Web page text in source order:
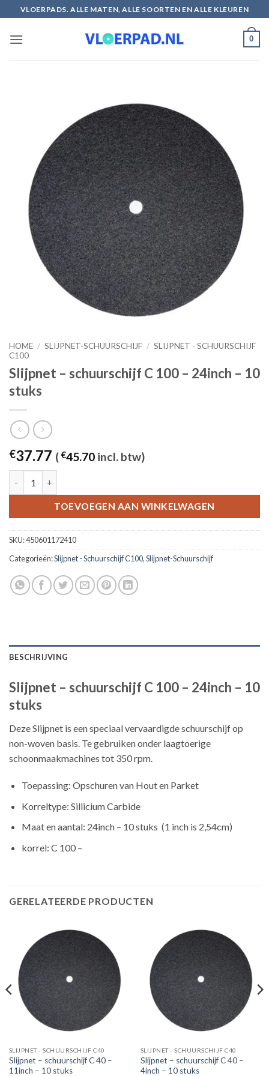
naar
inhoud
VLOERPADS. ALLE MATEN, ALLE SOORTEN EN ALLE KLEUREN
0
HOME / SLIJPNET-SCHUURSCHIJF / SLIJPNET - SCHUURSCHIJF
C100
Slijpnet – schuurschijf C 100 – 24inch – 10
stuks
€37.77 ( €45.70 incl. btw)
TOEVOEGEN AAN WINKELWAGEN
SKU:450601172410
Categorieën:Slijpnet - Schuurschijf C100,Slijpnet-Schuurschijf
BESCHRIJVING
Slijpnet – schuurschijf C 100 – 24inch – 10
stuks
Deze Slijpnet is een speciaal vervaardigde schuurschijf op
non-woven basis. Te gebruiken onder laagtoerige
schoonmaakmachines tot 350 rpm.
Toepassing: Opschuren van Hout en Parket
Korreltype: Sillicium Carbide
Maat en aantal: 24inch – 10 stuks (1 inch is 2,54cm)
korrel: C 100 –
GERELATEERDE PRODUCTEN
SLIJPNET - SCHUURSCHIJF C40
Slijpnet – schuurschijf C 40 –
11inch – 10 stuks
SLIJPNET - SCHUURSCHIJF C40
Slijpnet – schuurschijf C 40 –
4inch – 10 stuks